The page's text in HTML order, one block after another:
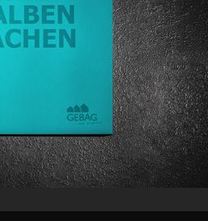
SACHEN / GEBAG